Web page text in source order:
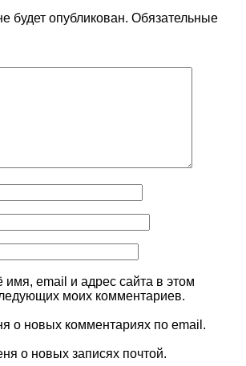
будет опубликован. Обязательные
имя, email и адрес сайта в этом
моих комментариев.
о новых комментариях по email.
о новых записях почтой.